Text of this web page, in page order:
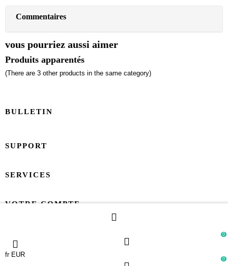
fr EUR
0
0
Commentaires
vous pourriez aussi aimer
Produits apparentés
(There are 3 other products in the same category)
BULLETIN
SUPPORT
SERVICES
VOTRE COMPTE
Copyright 2024 - All right reserved Esprit-Cottage.